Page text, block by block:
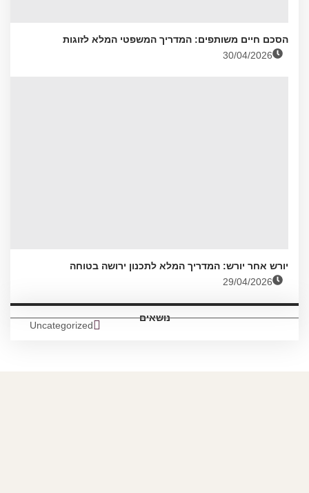
הסכם חיים משותפים: המדריך המשפטי המלא לזוגות
30/04/2026
יורש אחר יורש: המדריך המלא לתכנון ירושה בטוחה
29/04/2026
נושאים
Uncategorized